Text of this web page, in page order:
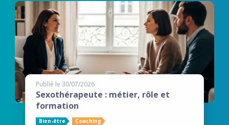
Publié le 30/07/2026
Sexothérapeute : métier, rôle et
formation
Bien-être Coaching